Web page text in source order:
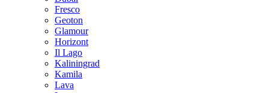
Fresco
Geoton
Glamour
Horizont
Il Lago
Kaliningrad
Kamila
Lava